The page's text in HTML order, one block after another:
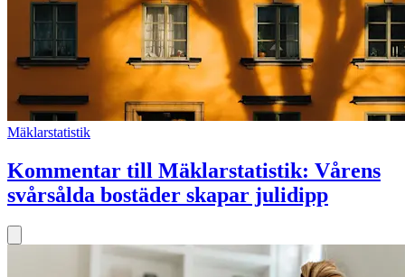
Mäklarstatistik
Kommentar till Mäklarstatistik: Vårens
svårsålda bostäder skapar julidipp